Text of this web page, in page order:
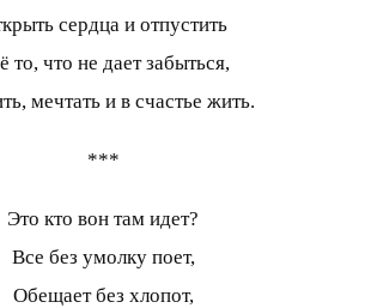
сердца и отпустить
то, что не дает забыться,
мечтать и в счастье жить.
***
Это кто вон там идет?
Все без умолку поет,
Обещает без хлопот,